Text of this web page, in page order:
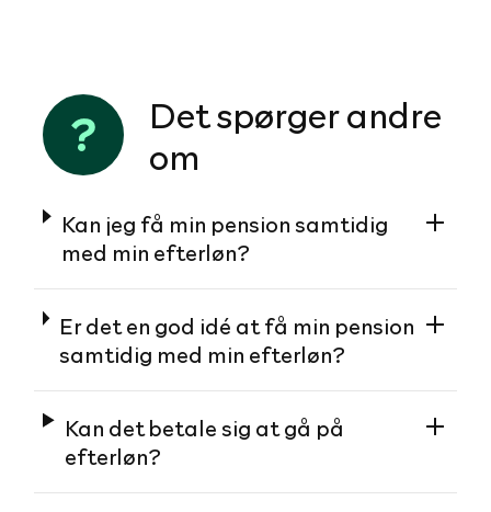
Det spørger andre
om
Kan jeg få min pension samtidig
med min efterløn?
Er det en god idé at få min pension
samtidig med min efterløn?
Kan det betale sig at gå på
efterløn?